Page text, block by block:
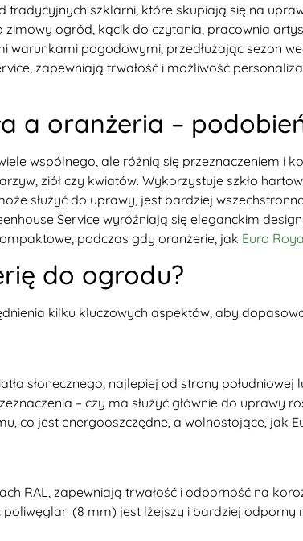
szklarni, które skupiają się na
zimowy ogród, kącik do czytania, pracownia
pogodowymi, przedłużając sezon
zapewniają trwałość i możliwość
a oranżeria –
wspólnego, ale różnią się przeznaczeniem i
ziół czy kwiatów. Wykorzystuje szkło
służyć do uprawy, jest bardziej
Service wyróżniają się eleganckim
podczas gdy oranżerie, jak Euro
do ogrodu?
kilku kluczowych aspektów, aby
słonecznego, najlepiej od strony
– czy ma służyć głównie do uprawy
co jest energooszczędne, a wolnostojące, jak
RAL, zapewniają trwałość i odporność na
(8 mm) jest lżejszy i bardziej odporny